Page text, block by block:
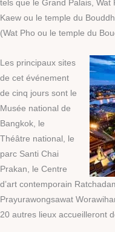
tels que le Grand Palais, Wat
Kaew ou le temple du
(Wat Pho ou le temple du
Les principaux sites
de cet événement
de cinq jours sont le
Musée national de
Bangkok, le
Théâtre national, le
parc Santi Chai
Prakan, le Centre
d’art contemporain
Prayurawongsawat
20 autres lieux accueilleront